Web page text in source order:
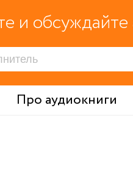
и обсуждайте
Про аудиокниги